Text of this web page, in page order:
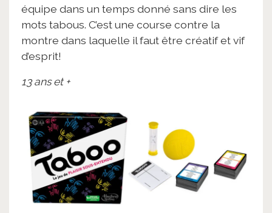
équipe dans un temps donné sans dire les
mots tabous. C’est une course contre la
montre dans laquelle il faut être créatif et vif
d’esprit!
13 ans et +